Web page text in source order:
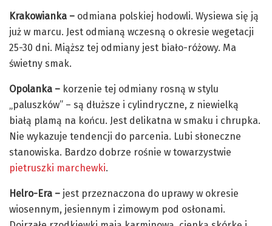
Krakowianka – odmiana polskiej hodowli. Wysiewa się ją
już w marcu. Jest odmianą wczesną o okresie wegetacji
25-30 dni. Miąższ tej odmiany jest biało-różowy. Ma
świetny smak.
Opolanka – korzenie tej odmiany rosną w stylu
„paluszków” – są dłuższe i cylindryczne, z niewielką
białą plamą na końcu. Jest delikatna w smaku i chrupka.
Nie wykazuje tendencji do parcenia. Lubi słoneczne
stanowiska. Bardzo dobrze rośnie w towarzystwie
pietruszki marchewki.
Helro-Era – jest przeznaczona do uprawy w okresie
wiosennym, jesiennym i zimowym pod osłonami.